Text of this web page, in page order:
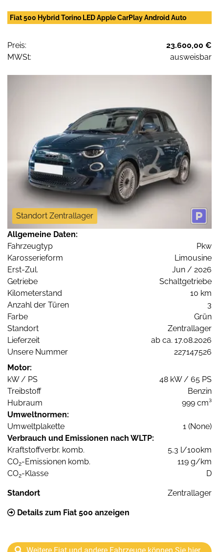
Fiat 500 Hybrid Torino LED Apple CarPlay Android Auto
Preis:
23.600,00 €
MWSt:
ausweisbar
Standort Zentrallager
Allgemeine Daten:
Fahrzeugtyp
Pkw
Karosserieform
Limousine
Erst-Zul.
Jun / 2026
Getriebe
Schaltgetriebe
Kilometerstand
10 km
Anzahl der Türen
3
Farbe
Grün
Standort
Zentrallager
Lieferzeit
ab ca. 17.08.2026
Unsere Nummer
227147526
Motor:
kW / PS
48 kW / 65 PS
Treibstoff
Benzin
Hubraum
999 cm³
Umweltnormen:
Umweltplakette
1 (None)
Verbrauch und Emissionen nach WLTP:
Kraftstoffverbr. komb.
5,3 l/100km
CO2-Emissionen komb.
119 g/km
CO2-Klasse D
Standort Zentrallager
Details zum Fiat 500 anzeigen
Weitere Fiat und andere Fahrzeuge können Sie hier